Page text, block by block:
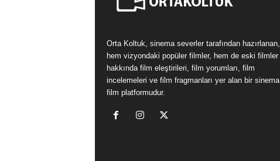
Orta Koltuk, sinema severler tarafından hazırlanan,
hem vizyondaki popüler filmler, hem de eski filmler
hakkında film eleştirileri, film yorumları, film
incelemeleri ve film fragmanları yer alan bir sinema
film platformudur.